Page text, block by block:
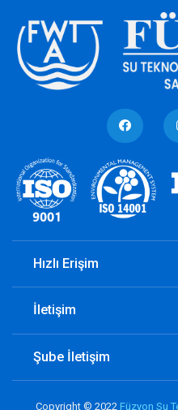
Hızlı Erişim
İletişim
Şube İletişim
Copyright © 2022 Füzyon Su